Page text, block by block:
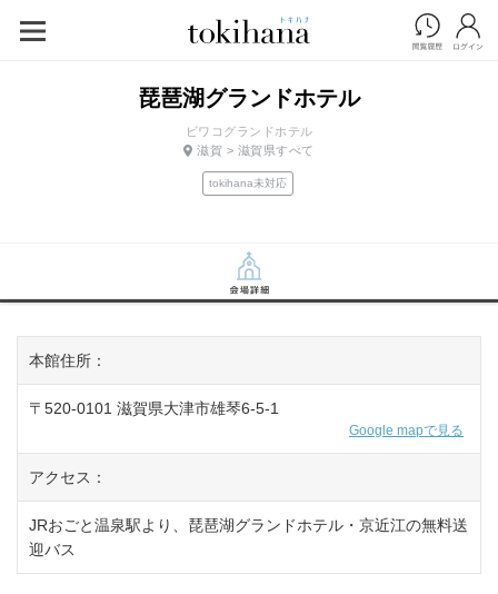
琵琶湖グランドホテル
ビワコグランドホテル
滋賀 > 滋賀県すべて
tokihana未対応
本館住所：
〒520-0101 滋賀県大津市雄琴6-5-1
Google mapで見る
アクセス：
JRおごと温泉駅より、琵琶湖グランドホテル・京近江の無料送
迎バス